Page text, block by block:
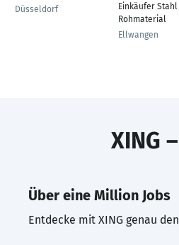
Düsseldorf
Einkäufer
Rohmaterial
Ellwangen
XING
Über eine Million Jobs
Entdecke mit XING genau